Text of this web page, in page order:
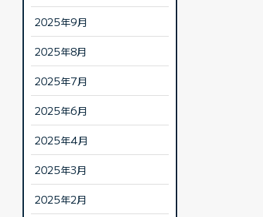
2025年9月
2025年8月
2025年7月
2025年6月
2025年4月
2025年3月
2025年2月